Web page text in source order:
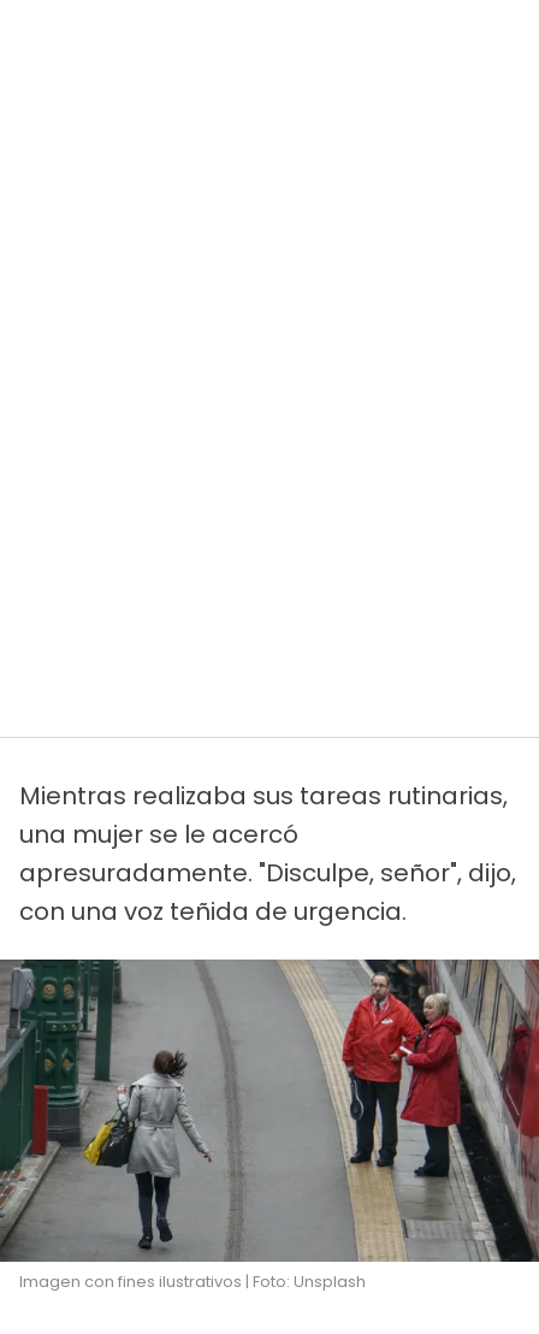
Mientras realizaba sus tareas rutinarias,
una mujer se le acercó
apresuradamente. "Disculpe, señor", dijo,
con una voz teñida de urgencia.
Imagen con fines ilustrativos | Foto: Unsplash